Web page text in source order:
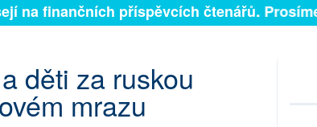
na finančních příspěvcích čtenářů.
děti za ruskou
mrazu